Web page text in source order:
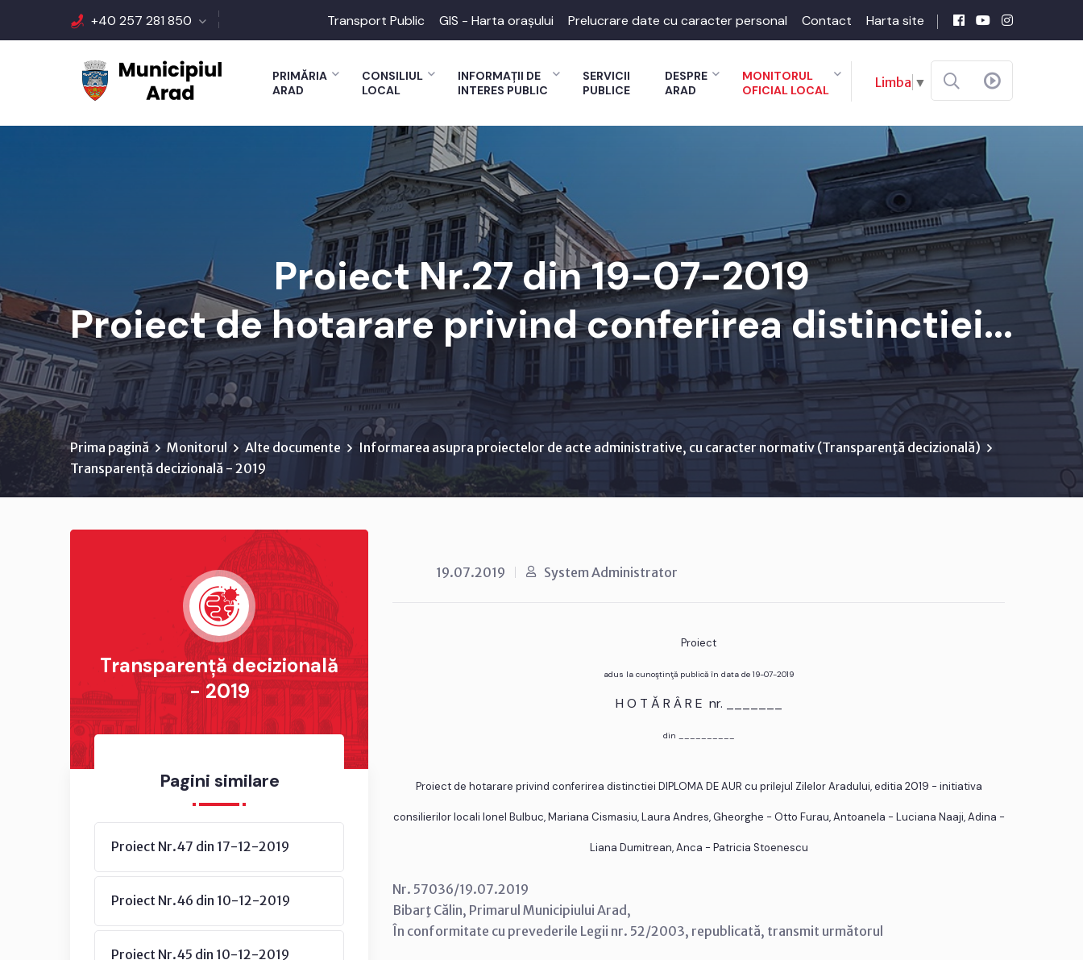
+40 257 281 850 Transport Public GIS - Harta orașului Prelucrare date cu caracter personal Contact Harta site
PRIMĂRIA
ARAD
CONSILIUL
LOCAL
INFORMAȚII DE
INTERES PUBLIC
SERVICII
PUBLICE
DESPRE
ARAD
MONITORUL
OFICIAL LOCAL
Limba ▼
Proiect Nr.27 din 19-07-2019
Proiect de hotarare privind conferirea distinctiei...
Prima pagină Monitorul Alte documente
Informarea asupra proiectelor de acte administrative, cu caracter normativ (Transparenţă decizională)
Transparență decizională - 2019
Transparență decizională
- 2019
Pagini similare
Proiect Nr.47 din 17-12-2019
Proiect Nr.46 din 10-12-2019
Proiect Nr.45 din 10-12-2019
19.07.2019 System Administrator
Proiect
adus la cunoştinţă publică în data de 19-07-2019
H O T Ă R Â R E nr. _______
din __________
Proiect de hotarare privind conferirea distinctiei DIPLOMA DE AUR cu prilejul Zilelor Aradului, editia 2019 - initiativa
consilierilor locali Ionel Bulbuc, Mariana Cismasiu, Laura Andres, Gheorghe - Otto Furau, Antoanela - Luciana Naaji, Adina -
Liana Dumitrean, Anca - Patricia Stoenescu
Nr. 57036/19.07.2019
Bibarţ Călin, Primarul Municipiului Arad,
În conformitate cu prevederile Legii nr. 52/2003, republicată, transmit următorul